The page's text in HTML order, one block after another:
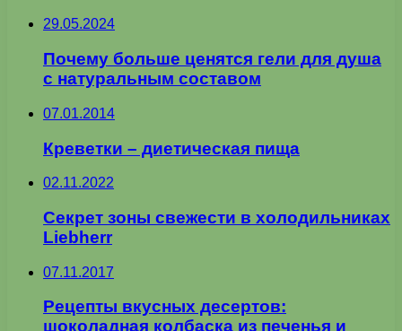
29.05.2024
Почему больше ценятся гели для душа
с натуральным составом
07.01.2014
Креветки – диетическая пища
02.11.2022
Секрет зоны свежести в холодильниках
Liebherr
07.11.2017
Рецепты вкусных десертов:
шоколадная колбаска из печенья и